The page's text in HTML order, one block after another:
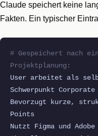
Claude speichert keine
Fakten. Ein typischer
# Gespeichert nach
Projektplanung:
User arbeitet als
Schwerpunkt
Bevorzugt kurze,
Points
Nutzt Figma und